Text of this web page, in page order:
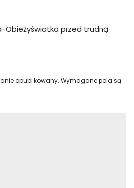
Obieżyświatka przed trudną
opublikowany. Wymagane pola są